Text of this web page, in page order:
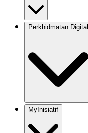
Perkhidmatan Digital
MyInisiatif